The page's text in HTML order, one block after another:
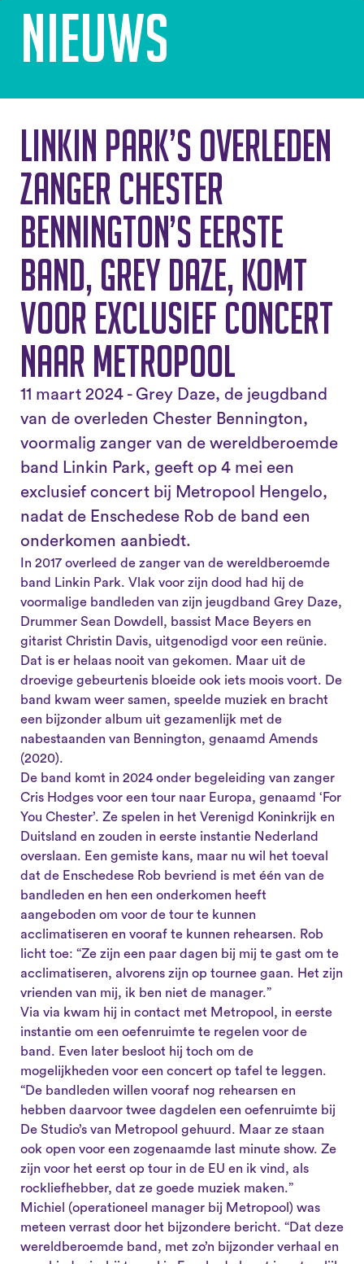
Nieuws
Linkin Park’s overleden
zanger Chester
Bennington’s eerste
band, Grey Daze, komt
voor exclusief concert
naar Metropool
11 maart 2024 - Grey Daze, de jeugdband
van de overleden Chester Bennington,
voormalig zanger van de wereldberoemde
band Linkin Park, geeft op 4 mei een
exclusief concert bij Metropool Hengelo,
nadat de Enschedese Rob de band een
onderkomen aanbiedt.
In 2017 overleed de zanger van de wereldberoemde
band Linkin Park. Vlak voor zijn dood had hij de
voormalige bandleden van zijn jeugdband Grey Daze,
Drummer Sean Dowdell, bassist Mace Beyers en
gitarist Christin Davis, uitgenodigd voor een reünie.
Dat is er helaas nooit van gekomen. Maar uit de
droevige gebeurtenis bloeide ook iets moois voort. De
band kwam weer samen, speelde muziek en bracht
een bijzonder album uit gezamenlijk met de
nabestaanden van Bennington, genaamd Amends
(2020).
De band komt in 2024 onder begeleiding van zanger
Cris Hodges voor een tour naar Europa, genaamd ‘For
You Chester’. Ze spelen in het Verenigd Koninkrijk en
Duitsland en zouden in eerste instantie Nederland
overslaan. Een gemiste kans, maar nu wil het toeval
dat de Enschedese Rob bevriend is met één van de
bandleden en hen een onderkomen heeft
aangeboden om voor de tour te kunnen
acclimatiseren en vooraf te kunnen rehearsen. Rob
licht toe: “Ze zijn een paar dagen bij mij te gast om te
acclimatiseren, alvorens zijn op tournee gaan. Het zijn
vrienden van mij, ik ben niet de manager.”
Via via kwam hij in contact met Metropool, in eerste
instantie om een oefenruimte te regelen voor de
band. Even later besloot hij toch om de
mogelijkheden voor een concert op tafel te leggen.
“De bandleden willen vooraf nog rehearsen en
hebben daarvoor twee dagdelen een oefenruimte bij
De Studio’s van Metropool gehuurd. Maar ze staan
ook open voor een zogenaamde last minute show. Ze
zijn voor het eerst op tour in de EU en ik vind, als
rockliefhebber, dat ze goede muziek maken.”
Michiel (operationeel manager bij Metropool) was
meteen verrast door het bijzondere bericht. “Dat deze
wereldberoemde band, met zo’n bijzonder verhaal en